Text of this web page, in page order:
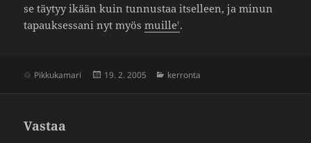
se täytyy ikään kuin tunnustaa itsel­leen, ja minun
tapauk­ses­sani nyt myösmuille .
Pikkukamari Julkaistu
19. 2. 2005 Kategoriat
kerronta
Vastaa